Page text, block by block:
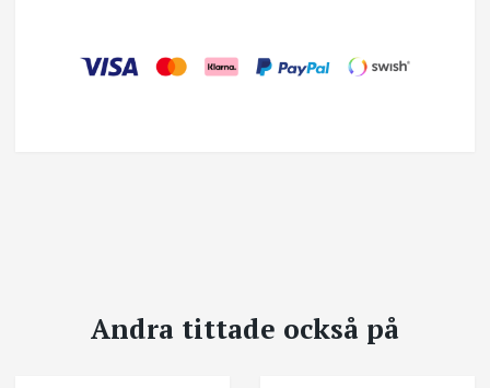
Andra tittade också på